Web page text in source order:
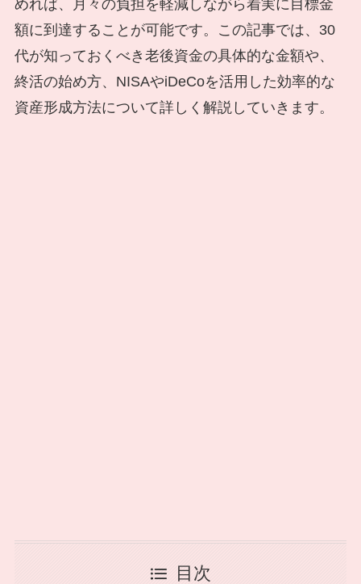
めれば、月々の負担を軽減しながら着実に目標金
額に到達することが可能です。この記事では、30
代が知っておくべき老後資金の具体的な金額や、
終活の始め方、NISAやiDeCoを活用した効率的な
資産形成方法について詳しく解説していきます。
目次